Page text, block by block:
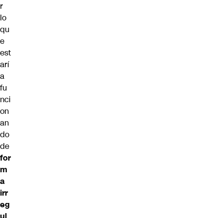
r
lo
qu
e
est
arí
a
fu
nci
on
an
do
de
for
m
a
irr
eg